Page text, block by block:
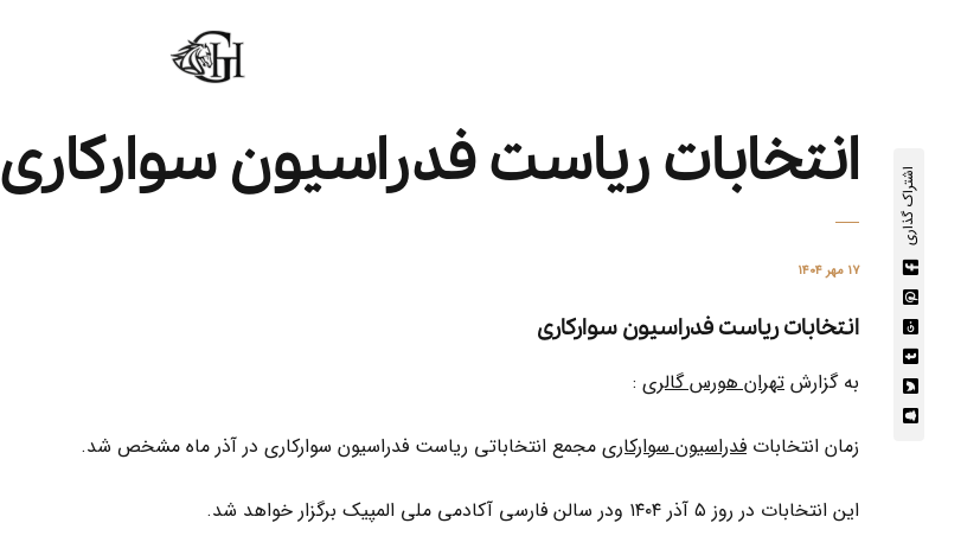
انتخابات ریاست فدراسیون سوارکاری
اشتراک گذاری
۱۷ مهر ۱۴۰۴
انتخابات ریاست فدراسیون سوارکاری
به گزارش تهران هورس گالری :
زمان انتخابات فدراسیون سوارکاری مجمع انتخاباتی ریاست فدراسیون سوارکاری در آذر ماه مشخص شد.
این انتخابات در روز ۵ آذر ۱۴۰۴ ودر سالن فارسی آکادمی ملی المپیک برگزار خواهد شد.